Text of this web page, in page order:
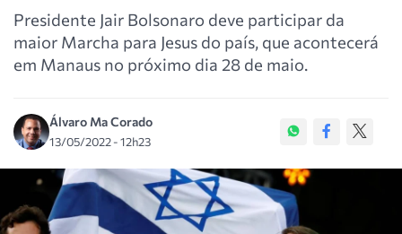
Presidente Jair Bolsonaro deve participar da
maior Marcha para Jesus do país, que acontecerá
em Manaus no próximo dia 28 de maio.
Álvaro Ma Corado
13/05/2022 - 12h23